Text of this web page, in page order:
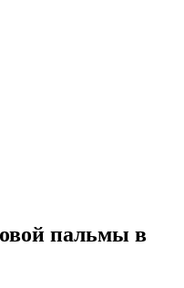
пальмы в